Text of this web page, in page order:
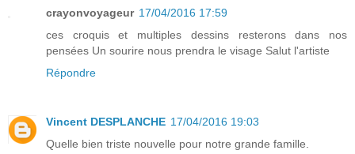
crayonvoyageur 17/04/2016 17:59
ces croquis et multiples dessins resterons dans nos
pensées Un sourire nous prendra le visage Salut l'artiste
Répondre
Vincent DESPLANCHE 17/04/2016 19:03
Quelle bien triste nouvelle pour notre grande famille.